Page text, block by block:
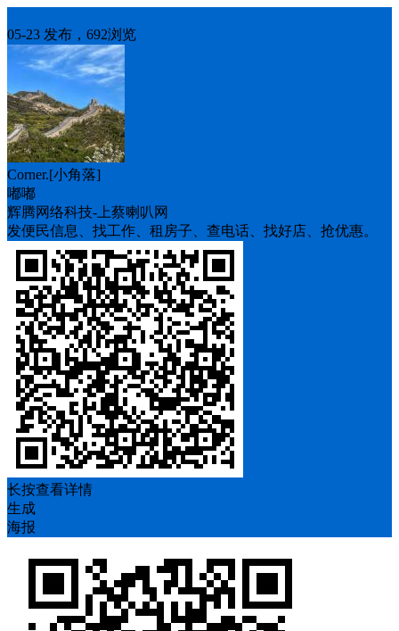
05-23 发布，692浏览
Corner.[小角落]
嘟嘟
辉腾网络科技-上蔡喇叭网
发便民信息、找工作、租房子、查电话、找好店、抢优惠。
长按查看详情
生成
海报